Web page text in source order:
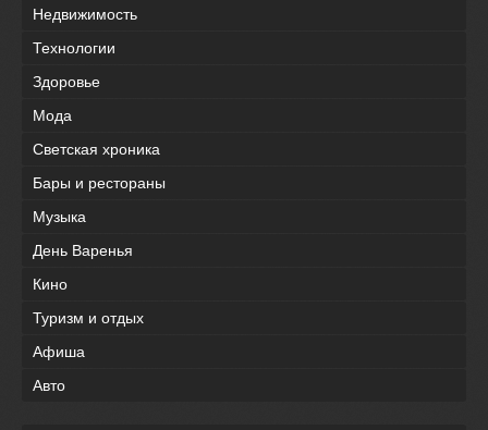
Недвижимость
Технологии
Здоровье
Мода
Светская хроника
Бары и рестораны
Музыка
День Варенья
Кино
Туризм и отдых
Афиша
Авто